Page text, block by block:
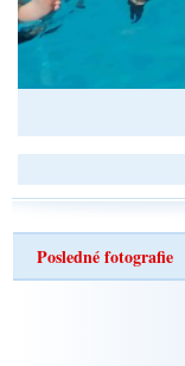
Posledné fotografie